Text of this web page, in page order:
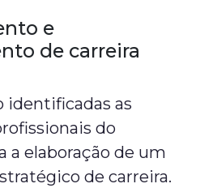
e
de carreira
identificadas as
do
a elaboração de um
de carreira.